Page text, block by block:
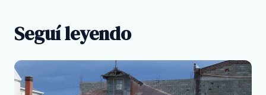
Seguí leyendo